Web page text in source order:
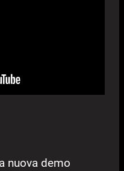
nuova demo